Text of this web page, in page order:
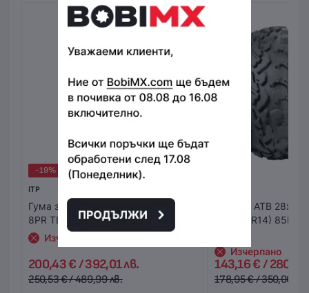
поръчка пристига с опция “Преглед и тест”, без
значение на каква стойност и от колко артикула се
състои тя. Това Ви дава възможност да пробвате и
добиете по-ясна представа за продукта в момента на
получаването му. В случай, че не Ви стане или не го
харесате, можете да го откажете веднага на куриера.
Стойността на поръчката се заплаща на куриера в брой
или на ПОС терминал при получаване на пратката
(наложен платеж),или предварително на сайта ни с
Вашата банкова карта.
-19%
ITP
Гума за АТВ 30x10.00R15 NHS 98F
8PR TL Ultra Cross R-Spec
Изчерпано
200,43 € / 392,01 лв.
250,53 € / 489,99 лв.
Гума за АТВ
(255/70R14) 85D
Изчерпано
143,16 € / 280,00
178,95 € / 350,00 лв.